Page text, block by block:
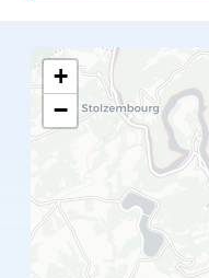
+
−